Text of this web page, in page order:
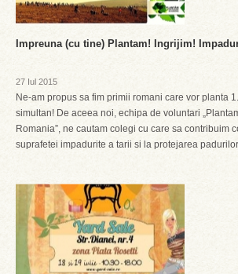
Impreuna (cu tine) Plantam! Ingrijim!
27 Iul 2015
Ne-am propus sa fim primii romani care vor planta
simultan! De aceea noi, echipa de voluntari
Romania”, ne cautam colegi cu care sa contribuim
suprafetei impadurite a tarii si la protejarea